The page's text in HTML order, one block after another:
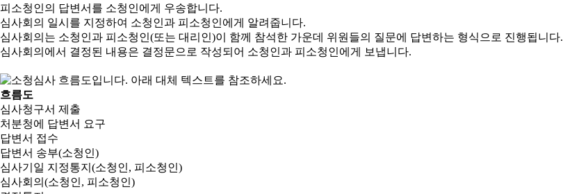
피소청인의 답변서를 소청인에게 우송합니다.
심사회의 일시를 지정하여 소청인과 피소청인에게 알려줍니다.
심사회의는 소청인과 피소청인(또는 대리인)이 함께 참석한 가운데 위원들의 질문에 답변하는 형식으로 진행됩니다.
심사회의에서 결정된 내용은 결정문으로 작성되어 소청인과 피소청인에게 보냅니다.
흐름도
심사청구서 제출
처분청에 답변서 요구
답변서 접수
답변서 송부(소청인)
심사기일 지정통지(소청인, 피소청인)
심사회의(소청인, 피소청인)